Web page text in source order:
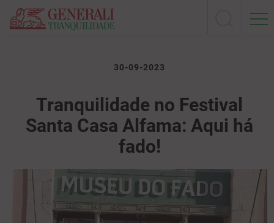
30-09-2023
Tranquilidade no Festival
Santa Casa Alfama: Aqui há
fado!